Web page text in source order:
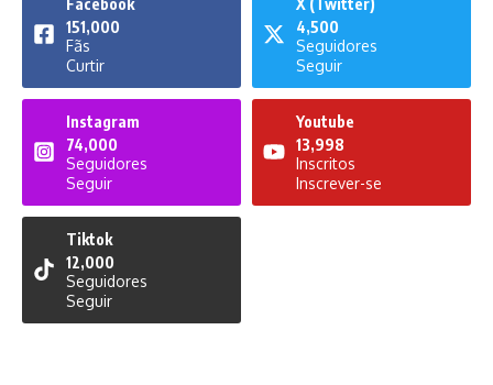
151,000
Fãs
Curtir
4,500
Seguidores
Seguir
Instagram
74,000
Seguidores
Seguir
Youtube
13,998
Inscritos
Inscrever-se
Tiktok
12,000
Seguidores
Seguir